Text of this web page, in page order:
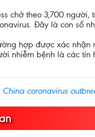
chở theo 3,700
Đây là con số
hợp được xác
nhiễm bệnh là các
China coronavirus